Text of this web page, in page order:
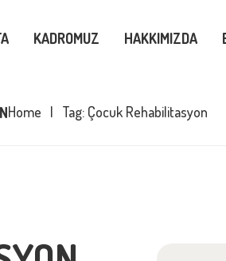
KADROMUZ HAKKIMIZDA
Home Tag: Çocuk Rehabilitasyon